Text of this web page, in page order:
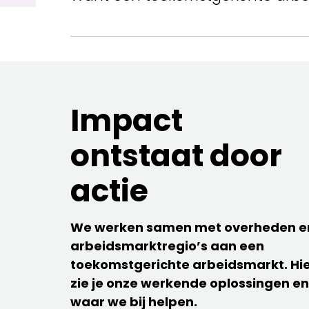
Impact
ontstaat door
actie
We werken samen met overheden
arbeidsmarktregio’s aan een
toekomstgerichte arbeidsmarkt.
zie je onze werkende oplossingen en
waar we bij helpen.